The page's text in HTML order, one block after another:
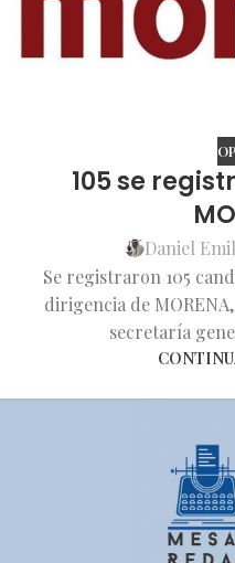
105 se
Daniel
Se registraron 105
dirigencia de
secretaría